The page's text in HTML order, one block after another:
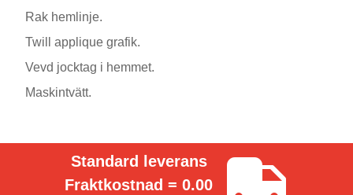
Rak hemlinje.
Twill applique grafik.
Vevd jocktag i hemmet.
Maskintvätt.
Standard leverans
Fraktkostnad = 0.00